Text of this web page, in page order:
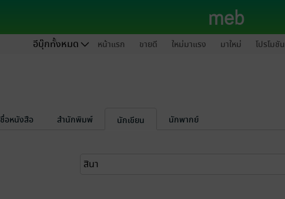
อีบุ๊กทั้งหมด หน้าแรก ขายดี ใหม่มาแรง มาใหม่ โปรโมชัน
ชื่อหนังสือ สำนักพิมพ์ นักเขียน
นักพากย์